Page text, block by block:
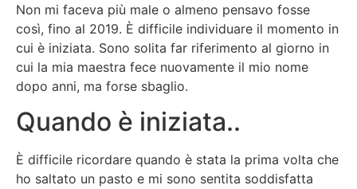
Non mi faceva più male o almeno pensavo fosse
così, fino al 2019. È difficile individuare il momento in
cui è iniziata. Sono solita far riferimento al giorno in
cui la mia maestra fece nuovamente il mio nome
dopo anni, ma forse sbaglio.
Quando è iniziata..
È difficile ricordare quando è stata la prima volta che
ho saltato un pasto e mi sono sentita soddisfatta